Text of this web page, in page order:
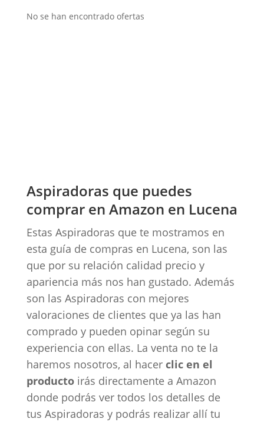
No se han encontrado ofertas
Aspiradoras que puedes
comprar en Amazon en Lucena
Estas Aspiradoras que te mostramos en
esta guía de compras en Lucena, son las
que por su relación calidad precio y
apariencia más nos han gustado. Además
son las Aspiradoras con mejores
valoraciones de clientes que ya las han
comprado y pueden opinar según su
experiencia con ellas. La venta no te la
haremos nosotros, al hacer clic en el
productoirás directamente a Amazon
donde podrás ver todos los detalles de
tus Aspiradoras y podrás realizar allí tu